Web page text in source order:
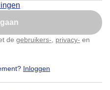
de gebruikers- privacy- en
Inloggen
en Rust
later
te passen